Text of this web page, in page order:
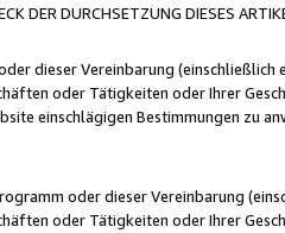
DER DURCHSETZUNG DIESES
dieser Vereinbarung (einschließlich
oder Tätigkeiten oder Ihrer
einschlägigen Bestimmungen zu
oder dieser Vereinbarung
oder Tätigkeiten oder Ihrer